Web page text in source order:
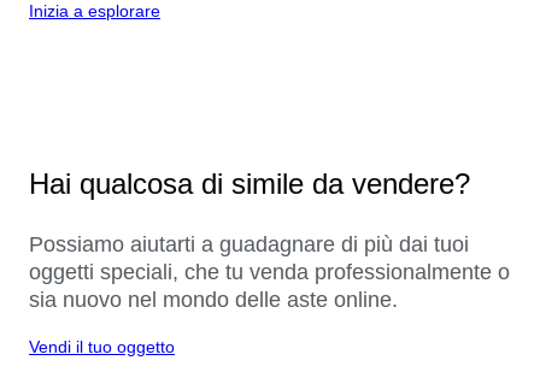
Inizia a esplorare
Hai qualcosa di simile da vendere?
Possiamo aiutarti a guadagnare di più dai tuoi
oggetti speciali, che tu venda professionalmente o
sia nuovo nel mondo delle aste online.
Vendi il tuo oggetto